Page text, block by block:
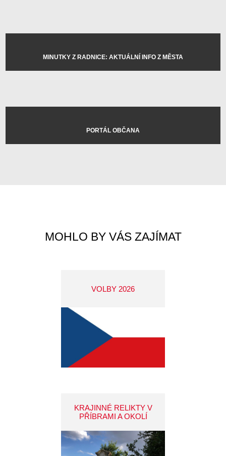
MINUTKY Z RADNICE: AKTUÁLNÍ INFO Z MĚSTA
PORTÁL OBČANA
MOHLO BY VÁS ZAJÍMAT
VOLBY 2026
KRAJINNÉ RELIKTY V
PŘÍBRAMI A OKOLÍ